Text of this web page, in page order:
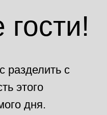
разделить с
этого
дня.